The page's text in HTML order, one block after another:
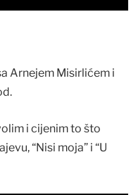
Arnejem Misirlićem i
i cijenim to što
“Nisi moja” i “U